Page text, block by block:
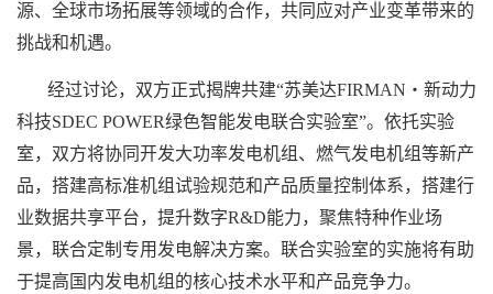
源、全球市场拓展等领域的合作，共同应对产业变革带来的
挑战和机遇。
经过讨论，双方正式揭牌共建“苏美达FIRMAN・新动力
科技SDEC POWER绿色智能发电联合实验室”。依托实验
室，双方将协同开发大功率发电机组、燃气发电机组等新产
品，搭建高标准机组试验规范和产品质量控制体系，搭建行
业数据共享平台，提升数字R&D能力，聚焦特种作业场
景，联合定制专用发电解决方案。联合实验室的实施将有助
于提高国内发电机组的核心技术水平和产品竞争力。